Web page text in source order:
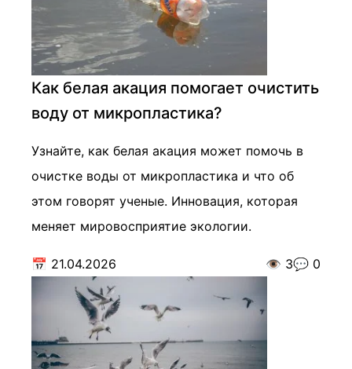
Как белая акация помогает очистить
воду от микропластика?
Узнайте, как белая акация может помочь в
очистке воды от микропластика и что об
этом говорят ученые. Инновация, которая
меняет мировосприятие экологии.
📅 21.04.2026 👁️ 3💬 0